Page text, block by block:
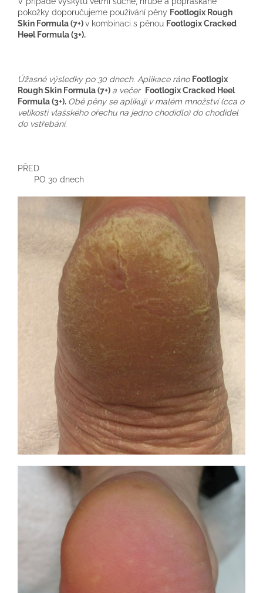
pokožky doporučujeme používání pěny Footlogix Rough
Skin Formula (7+)v kombinaci s pěnou Footlogix Cracked
Heel Formula (3+).
Úžasné výsledky po 30 dnech. Aplikace ráno Footlogix
Rough Skin Formula (7+) a večer Footlogix Cracked Heel
Formula (3+). Obě pěny se aplikují v malém množství (cca o
velikosti vlašského ořechu na jedno chodidlo) do chodidel
do vstřebání.
PŘED
PO 30 dnech